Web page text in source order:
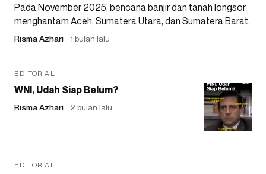
Pada November 2025, bencana banjir dan tanah longsor
menghantam Aceh, Sumatera Utara, dan Sumatera Barat.
Risma Azhari 1 bulan lalu
EDITORIAL
WNI, Udah Siap Belum?
Risma Azhari 2 bulan lalu
EDITORIAL